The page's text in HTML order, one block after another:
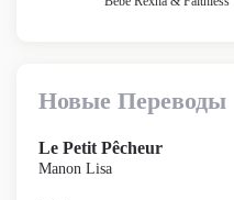
Новые Переводы
Le Petit Pêcheur
Manon Lisa